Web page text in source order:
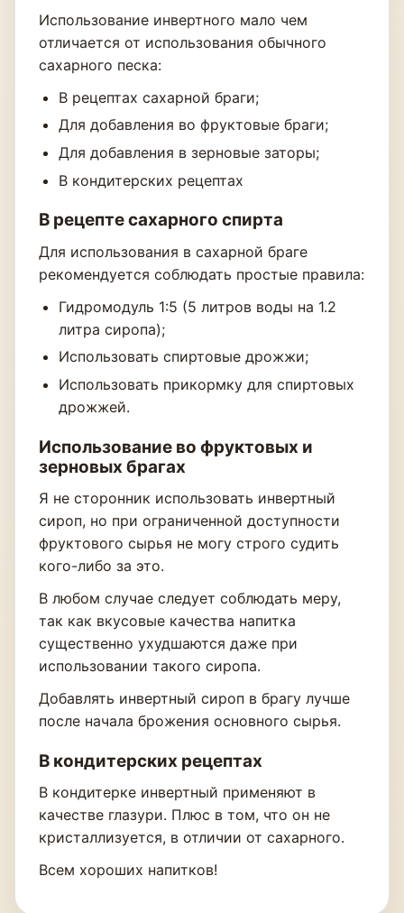
Использование инвертного мало чем
отличается от использования обычного
сахарного песка:
В рецептах сахарной браги;
Для добавления во фруктовые браги;
Для добавления в зерновые заторы;
В кондитерских рецептах
В рецепте сахарного спирта
Для использования в сахарной браге
рекомендуется соблюдать простые правила:
Гидромодуль 1:5 (5 литров воды на 1.2
литра сиропа);
Использовать спиртовые дрожжи;
Использовать прикормку для спиртовых
дрожжей.
Использование во фруктовых и
зерновых брагах
Я не сторонник использовать инвертный
сироп, но при ограниченной доступности
фруктового сырья не могу строго судить
кого-либо за это.
В любом случае следует соблюдать меру,
так как вкусовые качества напитка
существенно ухудшаются даже при
использовании такого сиропа.
Добавлять инвертный сироп в брагу лучше
после начала брожения основного сырья.
В кондитерских рецептах
В кондитерке инвертный применяют в
качестве глазури. Плюс в том, что он не
кристаллизуется, в отличии от сахарного.
Всем хороших напитков!